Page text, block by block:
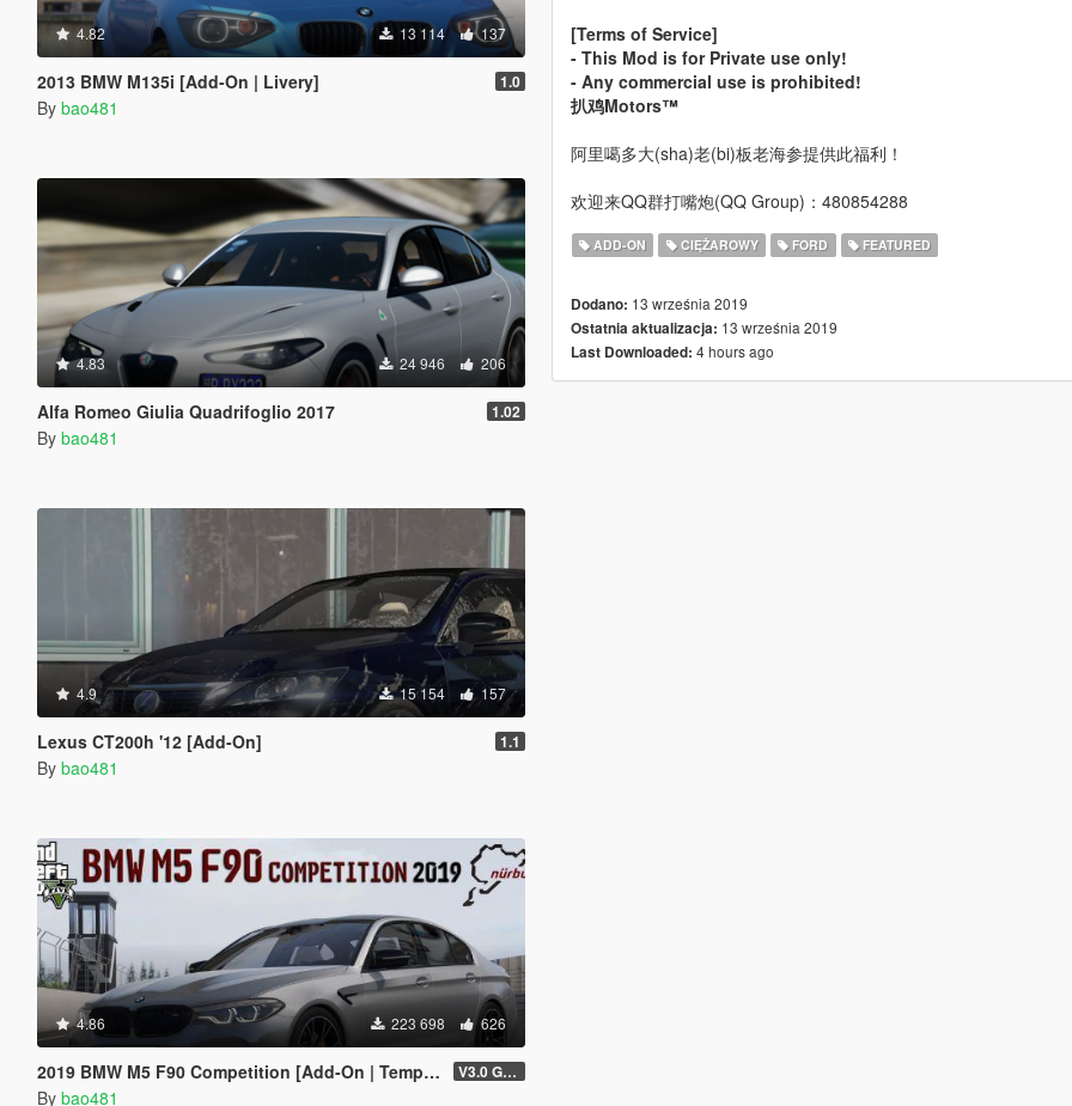
4.82 13 114 137
2013 BMW M135i [Add-On | Livery] 1.0
By bao481
4.83 24 946 206
Alfa Romeo Giulia Quadrifoglio 2017 1.02
By bao481
4.9 15 154 157
Lexus CT200h '12 [Add-On] 1.1
By bao481
4.86 223 698 626
2019 BMW M5 F90 Competition [Add-On | Template] V3.0 GTAV licence plate
By bao481
[Terms of Service]
- This Mod is for Private use only!
- Any commercial use is prohibited!
扒鸡Motors™
阿里噶多大(sha)老(bi)板老海参提供此福利！
欢迎来QQ群打嘴炮(QQ Group)：480854288
ADD-ON CIĘŻAROWY FORD FEATURED
Dodano: 13 września 2019
Ostatnia aktualizacja: 13 września 2019
Last Downloaded: 4 hours ago